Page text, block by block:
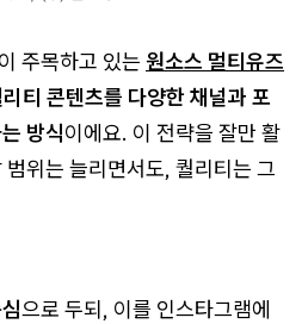
주목하고 있는 원소스 멀티유즈
티 콘텐츠를 다양한 채널과 포
방식이에요. 이 전략을 잘만 활
위는 늘리면서도, 퀄리티는 그
으로 두되, 이를 인스타그램에